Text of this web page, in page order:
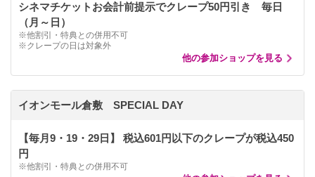
シネマチケットお会計前提示でクレープ50円引き 毎日
（月～日）
※他割引・特典との併用不可
※クレープの日は対象外
他の参加ショップを見る
イオンモール倉敷 SPECIAL DAY
【毎月9・19・29日】 税込601円以下のクレープが税込450
円
※他割引・特典との併用不可